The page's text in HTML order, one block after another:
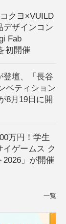
クヨ×VUILD
デザインコン
Fab
初開催
登壇、「長谷
ペティション
8月19日に開
万円！学生
イゲームス ク
2026」が開催
一覧